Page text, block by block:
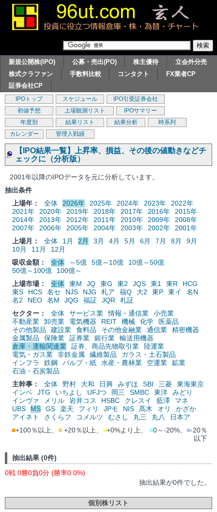
新規公開株(IPO) 公募・売出(PO) 株主優待
立会外分売
株式クラファン
手数料比較 コンタクト
FX業者CP
証券会社CP
IPOトップ スケジュール
IPO引受証券会社
初値予想
上場観測リスト
IPOサマリー
年度別
結果リスト 結果分析
時系列
カレンダー
管理人戦績
【IPO結果一覧】上昇率、損益、その後の値動きなどチ
ェックに（分析版）
2001年以降のIPOデータを元に分析しています。
抽出条件
上場年：
全体 2026年 2025年 2024年 2023年
2022年
2021年
2020年 2019年 2018年 2017年 2016年
2015年
2014年
2013年 2012年 2011年 2010年 2009年
2008年
2007年
2006年 2005年 2004年 2003年 2002年
2001年
上場月：
全体 1月 2月 3月 4月 5月 6月 7月 8月
9月
10月
11月
12月
吸収金額：
全体 ～5億 5億～10億
10億～50億
50億～100億
100億～
上場市場：
全体 東M JQ 東G 東2 JQS 東1 東R
HCG
東S
HCS 名セ NJS NJG 札ア 福Q 大2 東P 東イ
名N
名2
NEO 名M JQG 福証 JQR
札証
セクター：
全体 サービス業 情報・通信業
小売業
不動産業
卸売業 電気機器 REIT 機械 化学
医薬品
その他製品
建設業 食料品 その他金融業 通信業
精密機器
金属製品
保険業 証券業 銀行業
輸送用機器
倉庫・運輸関連業
証券、商品先物取引業
陸運業
電気・ガス業
非鉄金属 繊維製品
ガラス・土石製品
インフラ
鉄鋼 パルプ・紙 水産・農林業 空運業
鉱業
石油・石炭製品
主幹事：
全体 野村 大和 日興 みずほ SBI 三菱
東海東京
インベ
JTG いちよし UFJつ 岡三 SMBC 東洋
みどり
インヴァ
メリル 岩井コス HSBC クレスイ 藍澤
マネ
UBS
MS GS 楽天 フィリ JPモ NIS 髙木 オリ
かざか
アイネト
さくらフ コメルツ むさし 丸三 丸八
日本ア
■+100％以上、 ■ +20％以上、 ■+0%より上、 ■0～-20%、 ■-20％
以下
抽出結果 (0件)
0戦 0勝0負0分 (勝率0.0%)
抽出結果が0件でした。
個別株リスト